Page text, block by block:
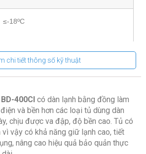
≤-18ºC
0.82 kWh/24h
Tính năng hạn chế đông đá cửa tủ,
giúp nắp tủ mở ra dễ dàng
Tủ có khóa an toàn
Trang bị 4 bánh xe để dễ dàng di
chuyển
chi tiết thông số kỹ thuật
400CI có dàn lạnh bằng đồng làm
và bền hơn các loại tủ dùng dàn
chịu được va đập, độ bền cao. Tủ có
vì vậy có khả năng giữ lạnh cao, tiết
nâng cao hiệu quả bảo quản thực